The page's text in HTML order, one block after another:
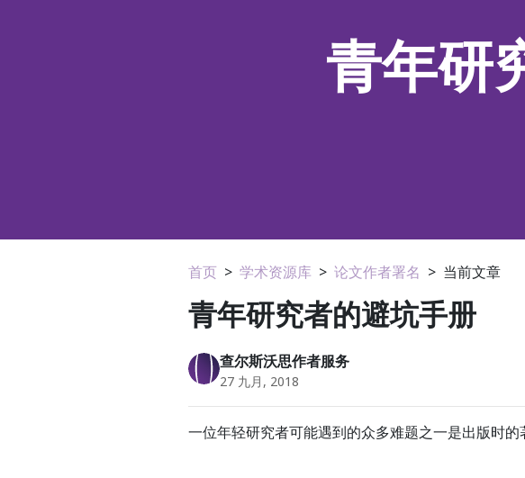
青年研
首页 > 学术资源库 > 论文作者署名 > 当前文章
青年研究者的避坑手册
查尔斯沃思作者服务
27 九月, 2018
一位年轻研究者可能遇到的众多难题之一是出版时